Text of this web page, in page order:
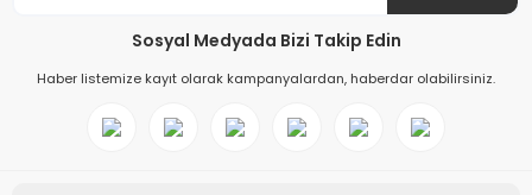
Sosyal Medyada Bizi Takip Edin
Haber listemize kayıt olarak kampanyalardan, haberdar olabilirsiniz.